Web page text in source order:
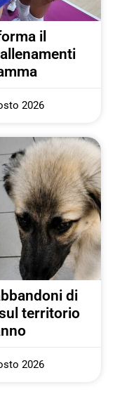
il
2026
di
territorio
2026